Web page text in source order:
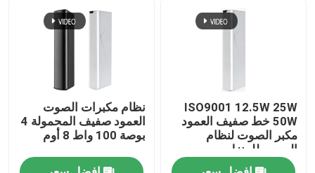
ISO9001 12.5W 25W
50W خط صفيف العمود
مكبر الصوت لنظام
الصوت للمنزل
نظام مكبرات الصوت
العمود صفيف المحمولة 4
بوصة 100 واط 8 أوم